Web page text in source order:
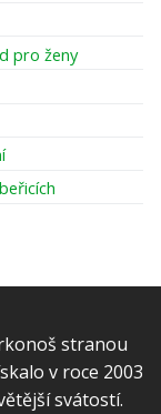
pro ženy
stranou
v roce 2003
svátostí.